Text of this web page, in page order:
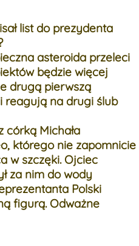
list do prezydenta
asteroida przeleci
będzie więcej
drugą pierwszą
reagują na drugi ślub
córką Michała
którego nie zapomnicie
w szczęki. Ojciec
za nim do wody
Polski
figurą. Odważne